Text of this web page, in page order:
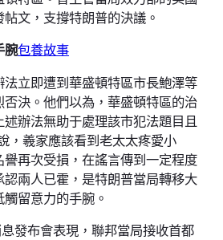
文，支撐特朗普的決議。
包養故事
立即遭到華盛頓特區市長鮑澤等
決。他們以為，華盛頓特區的治
辦法無助于處理該市犯法題目且
，羲家應該看到老太太疼愛小
再次受損，在謠言傳到一定程度
兩人已霍，是特朗普當局轉移大
留意力的手腕。
發布會表現，聯邦當局接收首都